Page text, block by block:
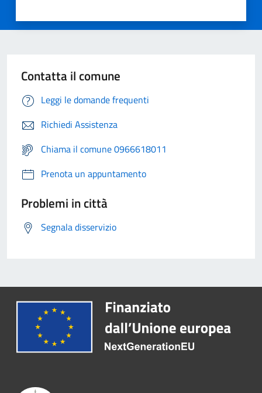
Contatta il comune
Leggi le domande frequenti
Richiedi Assistenza
Chiama il comune 0966618011
Prenota un appuntamento
Problemi in città
Segnala disservizio